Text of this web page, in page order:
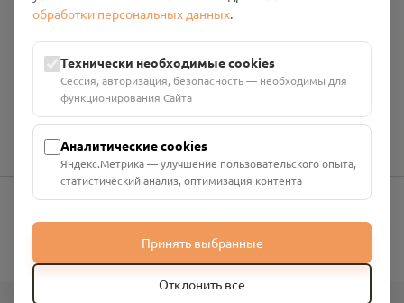
Проект Помним»
Юридический адрес: 216790, Смоленская область, р-н
Руднянский, г. Рудня, улица Западная, д. 26А, пом. 18
Номер счёта: 40702810901130004287 в АО "АЛЬФА-БАНК"
Кор. счёт: 30101810200000000593
info@pomnim.online
обработки персональных данных.
Технически необходимые cookies
Сессия, авторизация, безопасность — необходимы для
функционирования Сайта
Аналитические cookies
Яндекс.Метрика — улучшение пользовательского опыта,
статистический анализ, оптимизация контента
Принять выбранные
Отклонить все